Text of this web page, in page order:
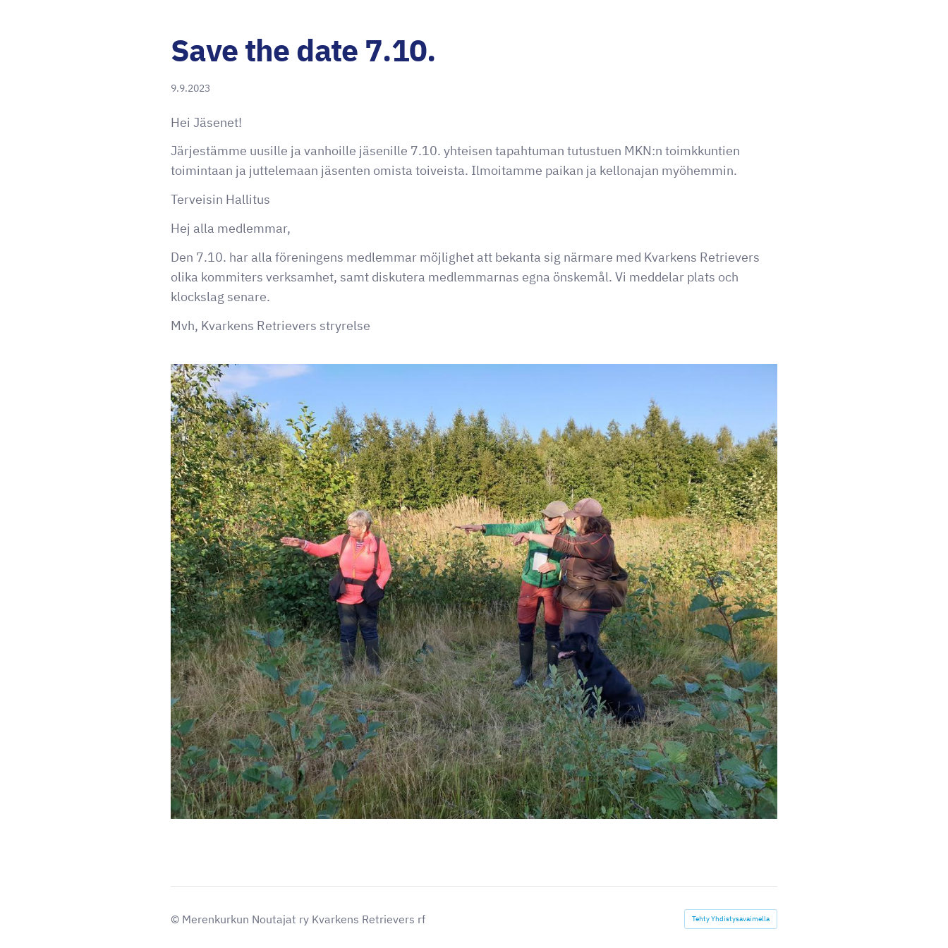
Save the date 7.10.
9.9.2023
Hei Jäsenet!
Järjestämme uusille ja vanhoille jäsenille 7.10. yhteisen tapahtuman tutustuen MKN:n toimkkuntien
toimintaan ja juttelemaan jäsenten omista toiveista. Ilmoitamme paikan ja kellonajan myöhemmin.
Terveisin Hallitus
Hej alla medlemmar,
Den 7.10. har alla föreningens medlemmar möjlighet att bekanta sig närmare med Kvarkens Retrievers
olika kommiters verksamhet, samt diskutera medlemmarnas egna önskemål. Vi meddelar plats och
klockslag senare.
Mvh, Kvarkens Retrievers stryrelse
© Merenkurkun Noutajat ry Kvarkens Retrievers rf Tehty Yhdistysavaimella